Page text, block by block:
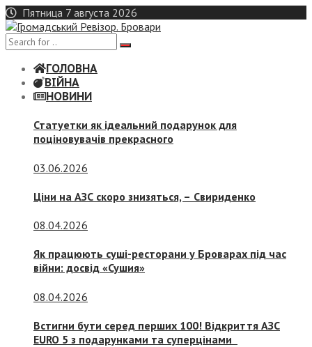
Skip
to
content
Пятница 7 августа 2026
ГОЛОВНА
ВІЙНА
НОВИНИ
Статуетки як ідеальний подарунок для
поціновувачів прекрасного
03.06.2026
Ціни на АЗС скоро знизяться, – Свириденко
08.04.2026
Як працюють суші-ресторани у Броварах під час
війни: досвід «Сушия»
08.04.2026
Встигни бути серед перших 100! Відкриття АЗС
EURO 5 з подарунками та суперцінами